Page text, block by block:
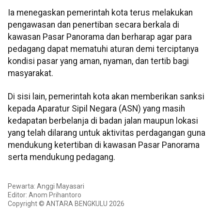
Ia menegaskan pemerintah kota terus melakukan
pengawasan dan penertiban secara berkala di
kawasan Pasar Panorama dan berharap agar para
pedagang dapat mematuhi aturan demi terciptanya
kondisi pasar yang aman, nyaman, dan tertib bagi
masyarakat.
Di sisi lain, pemerintah kota akan memberikan sanksi
kepada Aparatur Sipil Negara (ASN) yang masih
kedapatan berbelanja di badan jalan maupun lokasi
yang telah dilarang untuk aktivitas perdagangan guna
mendukung ketertiban di kawasan Pasar Panorama
serta mendukung pedagang.
Pewarta: Anggi Mayasari
Editor: Anom Prihantoro
Copyright © ANTARA BENGKULU 2026